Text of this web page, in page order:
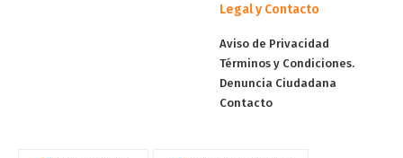
Legal y Contacto
Aviso de Privacidad
Términos y Condiciones.
Denuncia Ciudadana
Contacto